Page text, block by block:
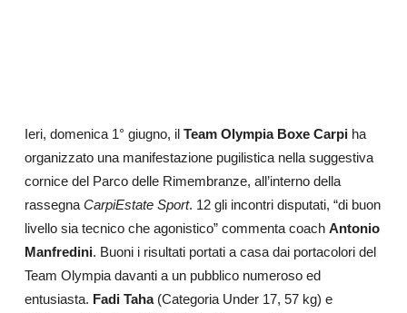
Ieri, domenica 1° giugno, il Team Olympia Boxe Carpiha
organizzato una manifestazione pugilistica nella suggestiva
cornice del Parco delle Rimembranze, all’interno della
rassegna CarpiEstate Sport. 12 gli incontri disputati, “di buon
livello sia tecnico che agonistico” commenta coach Antonio
Manfredini. Buoni i risultati portati a casa dai portacolori del
Team Olympia davanti a un pubblico numeroso ed
entusiasta. Fadi Taha(Categoria Under 17, 57 kg) e